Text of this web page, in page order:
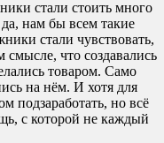
стали стоить много
нам бы всем такие
стали чувствовать,
что создавались
товаром. Само
на нём. И хотя для
подзаработать, но всё
с которой не каждый